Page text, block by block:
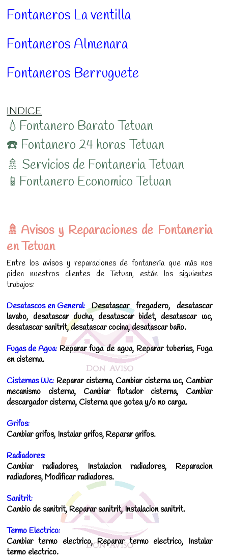
Fontaneros La ventilla
Fontaneros Almenara
Fontaneros Berruguete
INDICE
💧Fontanero Barato Tetuan
☎️ Fontanero 24 horas Tetuan
🚿 Servicios de Fontaneria Tetuan
📱Fontanero Economico Tetuan
🚿Avisos y Reparaciones de Fontaneria
en Tetuan
Entre los avisos y reparaciones de fontanería que más nos
piden nuestros clientes de Tetuan, están los siguientes
trabajos:
Desatascos en General: Desatascar fregadero, desatascar
lavabo, desatascar ducha, desatascar bidet, desatascar wc,
desatascar sanitrit, desatascar cocina, desatascar baño.
Fugas de Agua: Reparar fuga de agua, Reparar tuberias, Fuga
en cisterna.
Cisternas Wc: Reparar cisterna, Cambiar cisterna wc, Cambiar
mecanismo cisterna, Cambiar flotador cisterna, Cambiar
descargador cisterna, Cisterna que gotea y/o no carga.
Grifos:
Cambiar grifos, Instalar grifos, Reparar grifos.
Radiadores:
Cambiar radiadores, Instalacion radiadores, Reparacion
radiadores, Modificar radiadores.
Sanitrit:
Cambio de sanitrit, Reparar sanitrit, Instalacion sanitrit.
Termo Electrico:
Cambiar termo electrico, Reparar termo electrico, Instalar
termo electrico.